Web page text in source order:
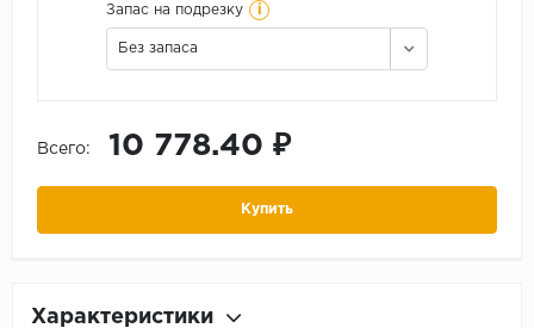
Запас на подрезку i
Без запаса
Всего: 10 778.40 ₽
Купить
Характеристики